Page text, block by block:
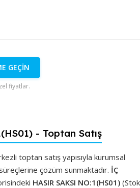
GEÇİN
fiyatlar.
- Toptan Satış
toptan satış yapısıyla kurumsal
çözüm sunmaktadır. İÇ
HASIR SAKSI NO:1(HS01) (Stok